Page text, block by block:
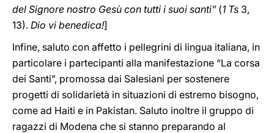
del Signore nostro Gesù con tutti i suoi santi”(1 Ts 3,
13). Dio vi benedica!]
Infine, saluto con affetto i pellegrini di lingua italiana, in
particolare i partecipanti alla manifestazione “La corsa
dei Santi”, promossa dai Salesiani per sostenere
progetti di solidarietà in situazioni di estremo bisogno,
come ad Haiti e in Pakistan. Saluto inoltre il gruppo di
ragazzi di Modena che si stanno preparando al